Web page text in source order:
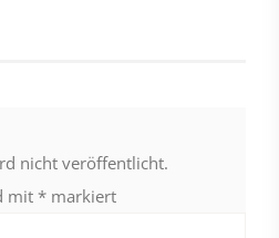
nicht veröffentlicht.
mit * markiert